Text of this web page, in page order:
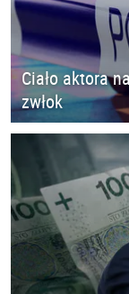
Ciało aktora
zwłok